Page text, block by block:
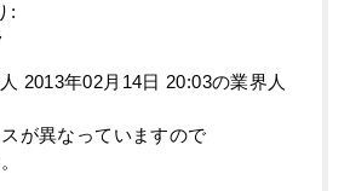
:
2013年02月14日 20:03の業界人
が異なっていますので